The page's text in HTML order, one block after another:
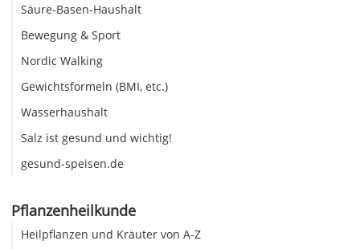
Säure-Basen-Haushalt
Bewegung & Sport
Nordic Walking
Gewichtsformeln (BMI, etc.)
Wasserhaushalt
Salz ist gesund und wichtig!
gesund-speisen.de
Pflanzenheilkunde
Heilpflanzen und Kräuter von A-Z